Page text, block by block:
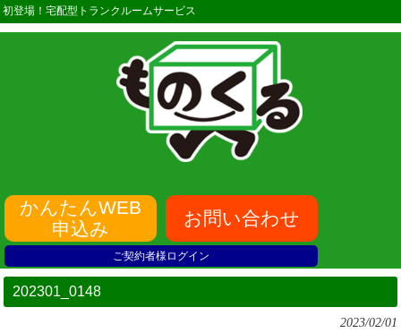
初登場！宅配型トランクルームサービス
かんたんWEB
申込み
お問い合わせ
ご契約者様ログイン
202301_0148
2023/02/01